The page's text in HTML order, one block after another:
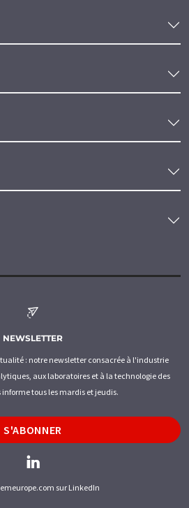
NEWSLETTER
: notre newsletter consacrée à l'industrie
aux laboratoires et à la technologie des
informe tous les mardis et jeudis.
S'ABONNER
sur LinkedIn